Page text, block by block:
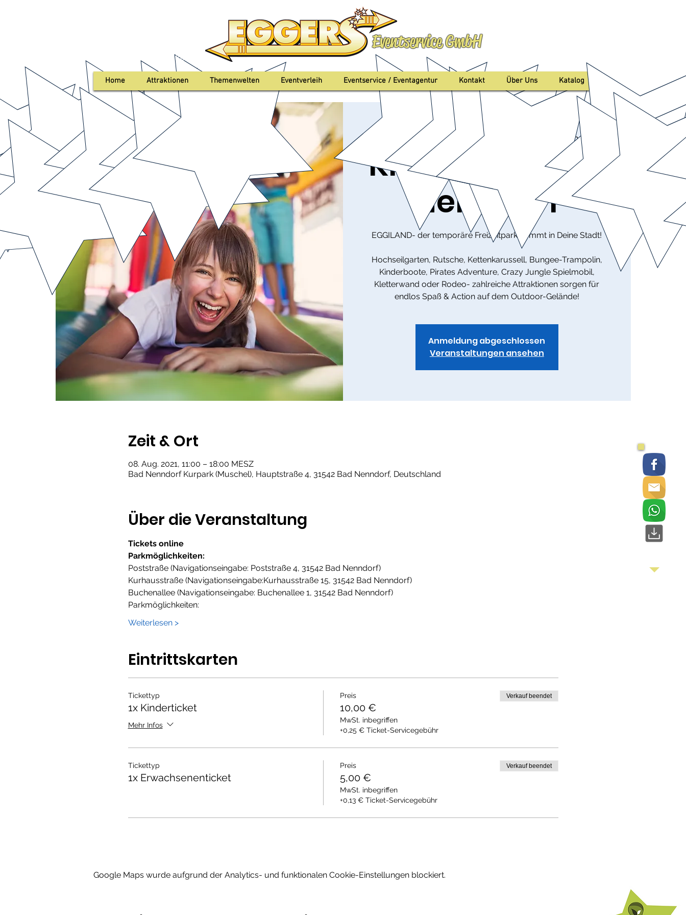
Eventservice GmbH
+49 0176 103 633 80
Home Attraktionen Themenwelten Eventverleih Eventservice / Eventagentur Kontakt Über Uns Katalog
So., 08. Aug.
  |
Bad Nenndorf Kurpark (Muschel)
Kinderland Bad
Nenndorf
EGGILAND- der temporäre Freizeitpark kommt in Deine Stadt!
Hochseilgarten, Rutsche, Kettenkarussell, Bungee-Trampolin,
Kinderboote, Pirates Adventure, Crazy Jungle Spielmobil,
Kletterwand oder Rodeo- zahlreiche Attraktionen sorgen für
endlos Spaß & Action auf dem Outdoor-Gelände!
Anmeldung abgeschlossen
Veranstaltungen ansehen
Zeit & Ort
08. Aug. 2021, 11:00 – 18:00 MESZ
Bad Nenndorf Kurpark (Muschel), Hauptstraße 4, 31542 Bad Nenndorf, Deutschland
Über die Veranstaltung
Tickets online
Parkmöglichkeiten:
Poststraße (Navigationseingabe: Poststraße 4, 31542 Bad Nenndorf)
Kurhausstraße (Navigationseingabe:Kurhausstraße 15, 31542 Bad Nenndorf)
Buchenallee (Navigationseingabe: Buchenallee 1, 31542 Bad Nenndorf)
Parkmöglichkeiten:
Weiterlesen >
Eintrittskarten
Tickettyp
1x Kinderticket
Mehr Infos
Preis
10,00 €
MwSt. inbegriffen
+0,25 € Ticket-Servicegebühr
Verkauf beendet
Tickettyp
1x Erwachsenenticket
Preis
5,00 €
MwSt. inbegriffen
+0,13 € Ticket-Servicegebühr
Verkauf beendet
Google Maps wurde aufgrund der Analytics- und funktionalen Cookie-Einstellungen blockiert.